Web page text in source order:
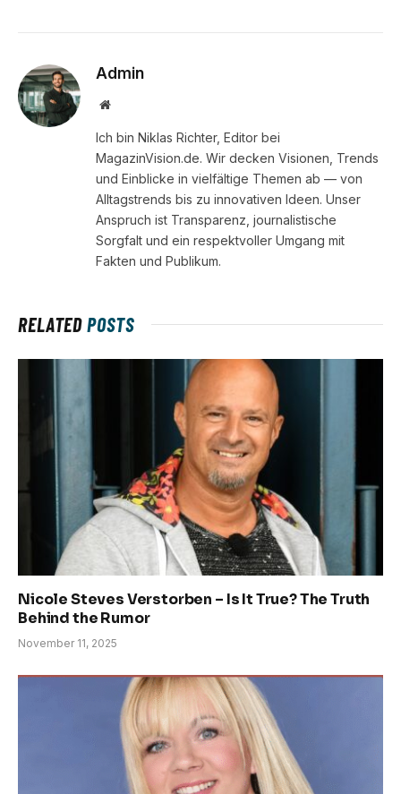
Admin
Website
Ich bin Niklas Richter, Editor bei
MagazinVision.de. Wir decken Visionen, Trends
und Einblicke in vielfältige Themen ab — von
Alltagstrends bis zu innovativen Ideen. Unser
Anspruch ist Transparenz, journalistische
Sorgfalt und ein respektvoller Umgang mit
Fakten und Publikum.
RELATEDPOSTS
Nicole Steves Verstorben – Is It True? The Truth
Behind the Rumor
November 11, 2025